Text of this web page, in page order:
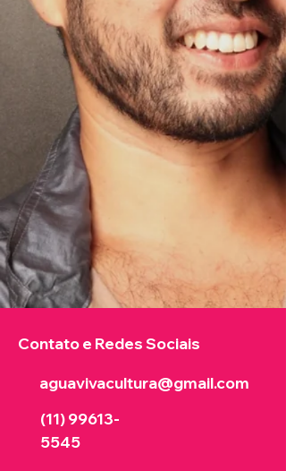
Contato e Redes Sociais
aguavivacultura@gmail.com
(11) 99613-
5545